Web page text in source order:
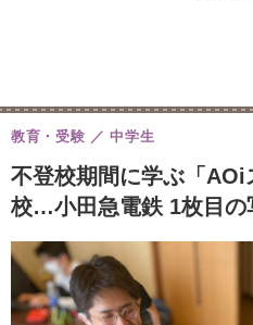
不登校期間に学ぶ「AOi
校…小田急電鉄 1枚目の
教育・受験 中学生